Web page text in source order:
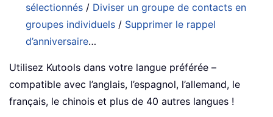
sélectionnés / Diviser un groupe de contacts en
groupes individuels / Supprimer le rappel
d’anniversaire…
Utilisez Kutools dans votre langue préférée –
compatible avec l’anglais, l’espagnol, l’allemand, le
français, le chinois et plus de 40 autres langues !